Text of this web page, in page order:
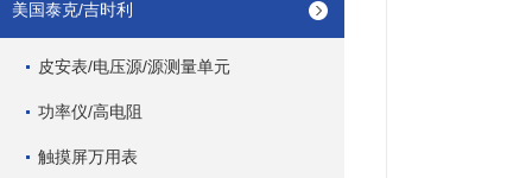
美国泰克/吉时利
皮安表/电压源/源测量单元
功率仪/高电阻
触摸屏万用表